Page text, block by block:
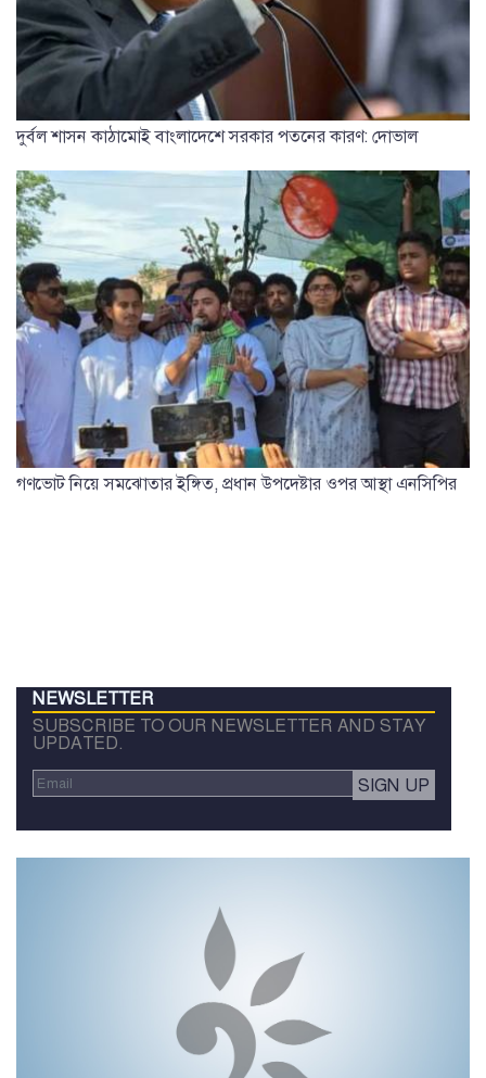
দুর্বল শাসন কাঠামোই বাংলাদেশে সরকার পতনের কারণ: দোভাল
গণভোট নিয়ে সমঝোতার ইঙ্গিত, প্রধান উপদেষ্টার ওপর আস্থা এনসিপির
NEWSLETTER
SUBSCRIBE TO OUR NEWSLETTER AND STAY
UPDATED.